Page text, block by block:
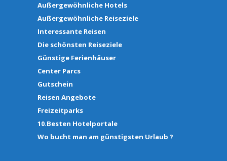
Außergewöhnliche Hotels
Außergewöhnliche Reiseziele
Interessante Reisen
Die schönsten Reiseziele
Günstige Ferienhäuser
Center Parcs
Gutschein
Reisen Angebote
Freizeitparks
10.Besten Hotelportale
Wo bucht man am günstigsten Urlaub ?